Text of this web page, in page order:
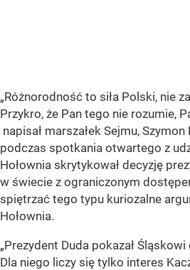
„Różnorodność to siła Polski, nie
Przykro, że Pan tego nie rozumie,
napisał marszałek Sejmu, Szymon
podczas spotkania otwartego z
Hołownia skrytykował decyzję
w świecie z ograniczonym
spiętrzać tego typu kuriozalne
Hołownia.
„Prezydent Duda pokazał
Dla niego liczy się tylko interes